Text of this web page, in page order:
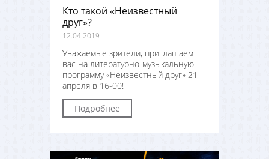
Кто такой «Неизвестный
друг»?
12.04.2019
Уважаемые зрители, приглашаем
вас на литературно-музыкальную
программу «Неизвестный друг» 21
апреля в 16-00!
Подробнее